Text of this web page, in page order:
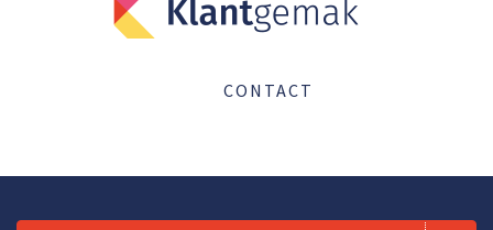
CONTACT